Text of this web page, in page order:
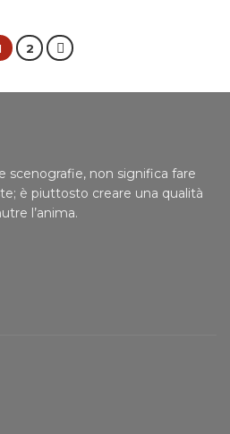
2
scenografie, non significa fare
è piuttosto creare una qualità
l’anima.